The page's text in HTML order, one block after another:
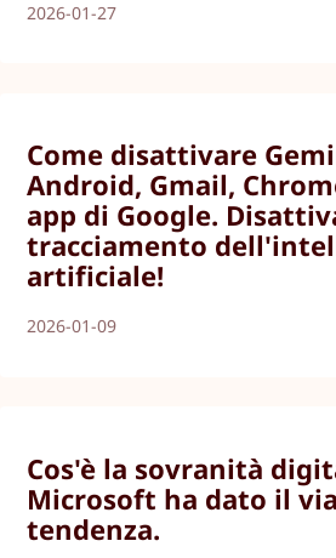
2026-01-27
Come disattivare
Android, Gmail,
app di Google.
tracciamento
artificiale!
2026-01-09
Cos'è la sovranità
Microsoft ha dato il
tendenza.